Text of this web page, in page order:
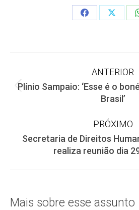
Share
Share
Navegação
de
ANTERIOR
Post
Plínio Sampaio: ‘Esse é o
Brasil’
PRÓXIMO
post:
Secretaria de Direitos
realiza reunião dia
Mais sobre esse assunto